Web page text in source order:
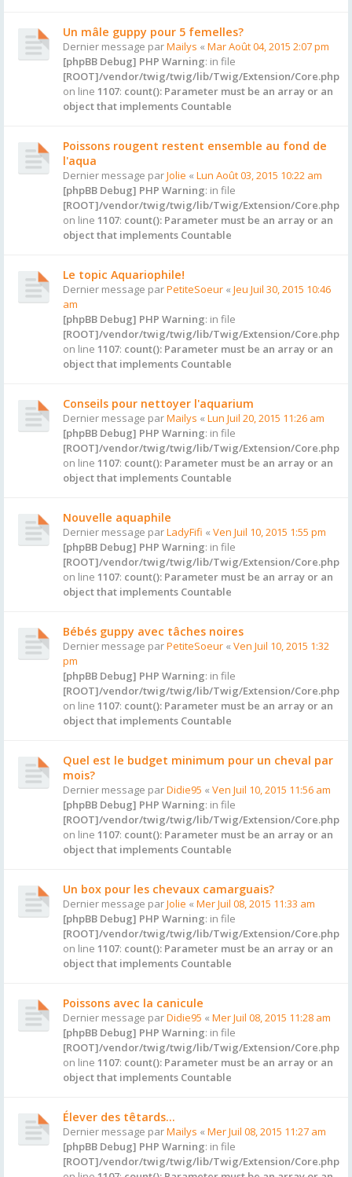
Un mâle guppy pour 5 femelles?
Dernier message parMailys « Mar Août 04, 2015 2:07 pm
[phpBB Debug] PHP Warning: in file
[ROOT]/vendor/twig/twig/lib/Twig/Extension/Core.php
on line 1107: count(): Parameter must be an array or an
object that implements Countable
Poissons rougent restent ensemble au fond de
l'aqua
Dernier message parJolie « Lun Août 03, 2015 10:22 am
[phpBB Debug] PHP Warning: in file
[ROOT]/vendor/twig/twig/lib/Twig/Extension/Core.php
on line 1107: count(): Parameter must be an array or an
object that implements Countable
Le topic Aquariophile!
Dernier message parPetiteSoeur « Jeu Juil 30, 2015 10:46
am
[phpBB Debug] PHP Warning: in file
[ROOT]/vendor/twig/twig/lib/Twig/Extension/Core.php
on line 1107: count(): Parameter must be an array or an
object that implements Countable
Conseils pour nettoyer l'aquarium
Dernier message parMailys « Lun Juil 20, 2015 11:26 am
[phpBB Debug] PHP Warning: in file
[ROOT]/vendor/twig/twig/lib/Twig/Extension/Core.php
on line 1107: count(): Parameter must be an array or an
object that implements Countable
Nouvelle aquaphile
Dernier message parLadyFifi « Ven Juil 10, 2015 1:55 pm
[phpBB Debug] PHP Warning: in file
[ROOT]/vendor/twig/twig/lib/Twig/Extension/Core.php
on line 1107: count(): Parameter must be an array or an
object that implements Countable
Bébés guppy avec tâches noires
Dernier message parPetiteSoeur « Ven Juil 10, 2015 1:32
pm
[phpBB Debug] PHP Warning: in file
[ROOT]/vendor/twig/twig/lib/Twig/Extension/Core.php
on line 1107: count(): Parameter must be an array or an
object that implements Countable
Quel est le budget minimum pour un cheval par
mois?
Dernier message parDidie95 « Ven Juil 10, 2015 11:56 am
[phpBB Debug] PHP Warning: in file
[ROOT]/vendor/twig/twig/lib/Twig/Extension/Core.php
on line 1107: count(): Parameter must be an array or an
object that implements Countable
Un box pour les chevaux camarguais?
Dernier message parJolie « Mer Juil 08, 2015 11:33 am
[phpBB Debug] PHP Warning: in file
[ROOT]/vendor/twig/twig/lib/Twig/Extension/Core.php
on line 1107: count(): Parameter must be an array or an
object that implements Countable
Poissons avec la canicule
Dernier message parDidie95 « Mer Juil 08, 2015 11:28 am
[phpBB Debug] PHP Warning: in file
[ROOT]/vendor/twig/twig/lib/Twig/Extension/Core.php
on line 1107: count(): Parameter must be an array or an
object that implements Countable
Élever des têtards...
Dernier message parMailys « Mer Juil 08, 2015 11:27 am
[phpBB Debug] PHP Warning: in file
[ROOT]/vendor/twig/twig/lib/Twig/Extension/Core.php